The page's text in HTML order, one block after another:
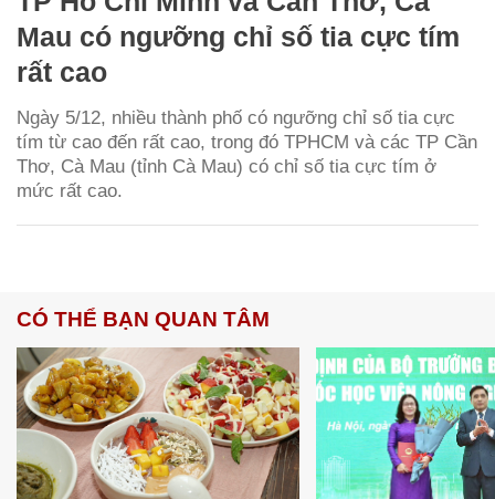
Mau có ngưỡng chỉ số tia cực tím
rất cao
Ngày 5/12, nhiều thành phố có ngưỡng chỉ số tia cực
tím từ cao đến rất cao, trong đó TPHCM và các TP Cần
Thơ, Cà Mau (tỉnh Cà Mau) có chỉ số tia cực tím ở
mức rất cao.
CÓ THỂ BẠN QUAN TÂM